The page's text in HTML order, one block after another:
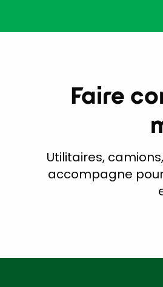
Faire
Utilitaires,
accompagne